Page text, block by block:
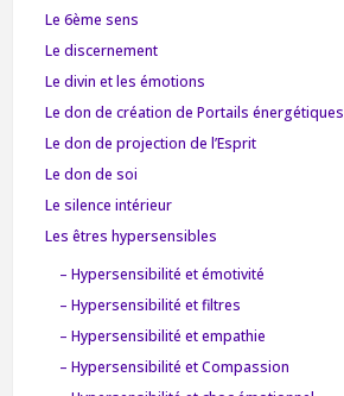
Le 6ème sens
Le discernement
Le divin et les émotions
Le don de création de Portails énergétiques
Le don de projection de l’Esprit
Le don de soi
Le silence intérieur
Les êtres hypersensibles
– Hypersensibilité et émotivité
– Hypersensibilité et filtres
– Hypersensibilité et empathie
– Hypersensibilité et Compassion